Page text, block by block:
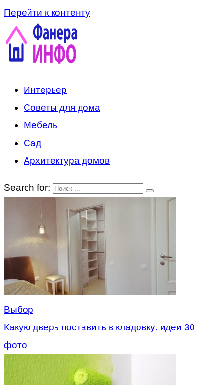
Перейти к контенту
Интерьер
Советы для дома
Мебель
Сад
Архитектура домов
Search for:
Выбор
Какую дверь поставить в кладовку: идеи 30
фото